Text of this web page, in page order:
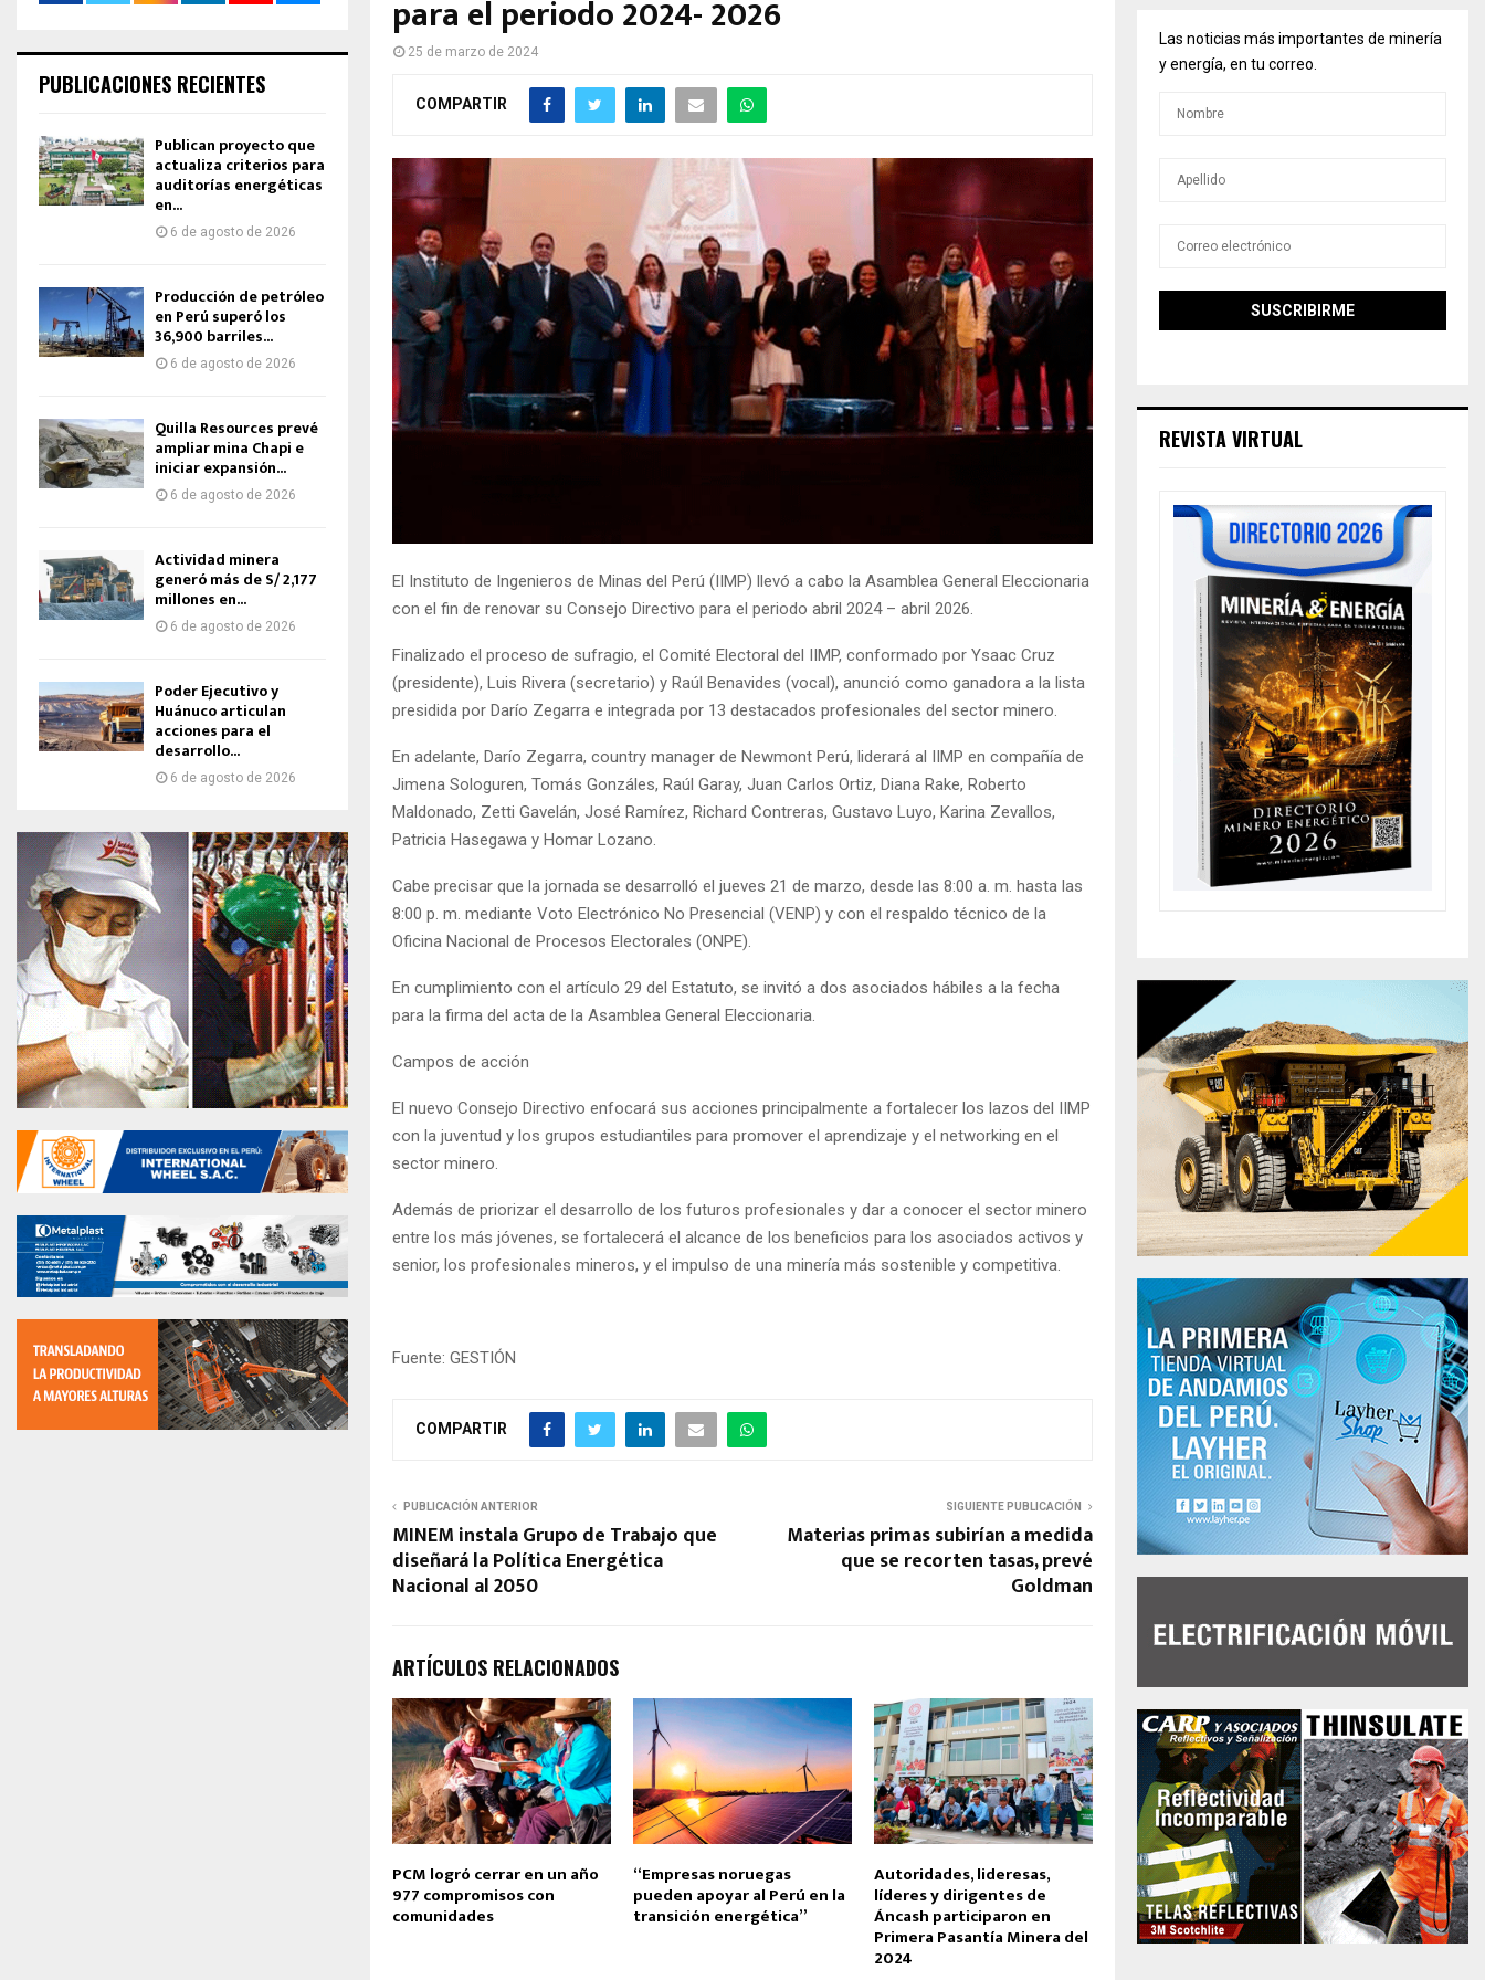
para el periodo 2024- 2026
25 de marzo de 2024
COMPARTIR
El Instituto de Ingenieros de Minas del Perú (IIMP) llevó a cabo la Asamblea General Eleccionaria
con el fin de renovar su Consejo Directivo para el periodo abril 2024 – abril 2026.
Finalizado el proceso de sufragio, el Comité Electoral del IIMP, conformado por Ysaac Cruz
(presidente), Luis Rivera (secretario) y Raúl Benavides (vocal), anunció como ganadora a la lista
presidida por Darío Zegarra e integrada por 13 destacados profesionales del sector minero.
En adelante, Darío Zegarra, country manager de Newmont Perú, liderará al IIMP en compañía de
Jimena Sologuren, Tomás Gonzáles, Raúl Garay, Juan Carlos Ortiz, Diana Rake, Roberto
Maldonado, Zetti Gavelán, José Ramírez, Richard Contreras, Gustavo Luyo, Karina Zevallos,
Patricia Hasegawa y Homar Lozano.
Cabe precisar que la jornada se desarrolló el jueves 21 de marzo, desde las 8:00 a. m. hasta las
8:00 p. m. mediante Voto Electrónico No Presencial (VENP) y con el respaldo técnico de la
Oficina Nacional de Procesos Electorales (ONPE).
En cumplimiento con el artículo 29 del Estatuto, se invitó a dos asociados hábiles a la fecha
para la firma del acta de la Asamblea General Eleccionaria.
Campos de acción
El nuevo Consejo Directivo enfocará sus acciones principalmente a fortalecer los lazos del IIMP
con la juventud y los grupos estudiantiles para promover el aprendizaje y el networking en el
sector minero.
Además de priorizar el desarrollo de los futuros profesionales y dar a conocer el sector minero
entre los más jóvenes, se fortalecerá el alcance de los beneficios para los asociados activos y
senior, los profesionales mineros, y el impulso de una minería más sostenible y competitiva.
Fuente: GESTIÓN
COMPARTIR
PUBLICACIÓN ANTERIOR
MINEM instala Grupo de Trabajo que
diseñará la Política Energética
Nacional al 2050
SIGUIENTE PUBLICACIÓN
Materias primas subirían a medida
que se recorten tasas, prevé
Goldman
ARTÍCULOS RELACIONADOS
PCM logró cerrar en un año
977 compromisos con
comunidades
“Empresas noruegas
pueden apoyar al Perú en la
transición energética”
Autoridades, lideresas,
líderes y dirigentes de
Áncash participaron en
Primera Pasantía Minera del
2024
PUBLICACIONES RECIENTES
Publican proyecto que
actualiza criterios para
auditorías energéticas
en...
6 de agosto de 2026
Producción de petróleo
en Perú superó los
36,900 barriles...
6 de agosto de 2026
Quilla Resources prevé
ampliar mina Chapi e
iniciar expansión...
6 de agosto de 2026
Actividad minera
generó más de S/ 2,177
millones en...
6 de agosto de 2026
Poder Ejecutivo y
Huánuco articulan
acciones para el
desarrollo...
6 de agosto de 2026
Las noticias más importantes de minería
y energía, en tu correo.
REVISTA VIRTUAL